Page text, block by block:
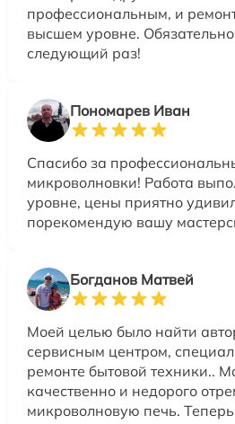
профессиональным, и
высшем уровне.
следующий раз!
Пономарев Иван
Спасибо за
микроволновки! Работа
уровне, цены приятно
порекомендую вашу
Богданов Матвей
Моей целью было найти
сервисным центром,
ремонте бытовой техники..
качественно и недорого
микроволновую печь.